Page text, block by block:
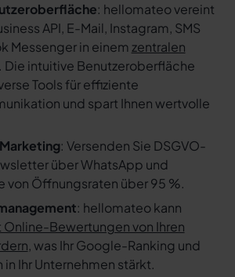
: hellomateo vereint
API, E-Mail, Instagram, SMS
Messenger in einem zentralen
. Die intuitive Benutzeroberfläche
Tools für effiziente
und spart Ihnen wertvolle
: Versenden Sie DSGVO-
über WhatsApp und
von Öffnungsraten über 95 %.
: hellomateo kann
Bewertungen von Ihren
, was Ihr Google-Ranking und
in Ihr Unternehmen stärkt.